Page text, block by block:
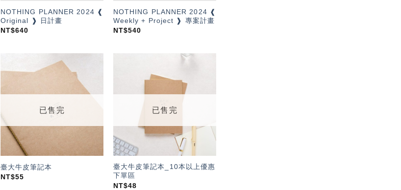
NOTHING PLANNER 2024 ❰
Original ❱ 日計畫
NT$640
NOTHING PLANNER 2024 ❰
Weekly + Project ❱ 專案計畫
NT$540
「願
望輕
已售完
臺大牛皮筆記本
NT$55
望輕
已售完
臺大牛皮筆記本_10本以上優惠
下單區
NT$48